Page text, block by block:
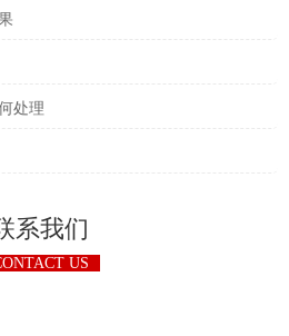
处理
系我们
US